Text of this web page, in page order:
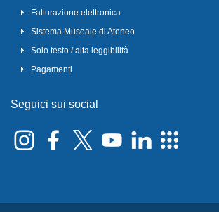
Fatturazione elettronica
Sistema Museale di Ateneo
Solo testo / alta leggibilità
Pagamenti
Seguici sui social